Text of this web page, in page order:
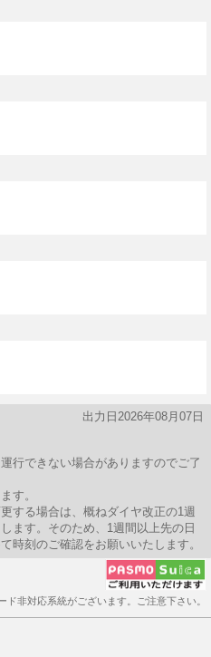
出力日2026年08月07日
できない場合がありますのでご了
す。
する場合は、概ねダイヤ改正の1週
ます。そのため、1週間以上先の日
時刻のご確認をお願いいたします。
ド非対応系統がございます。ご注意下さい。